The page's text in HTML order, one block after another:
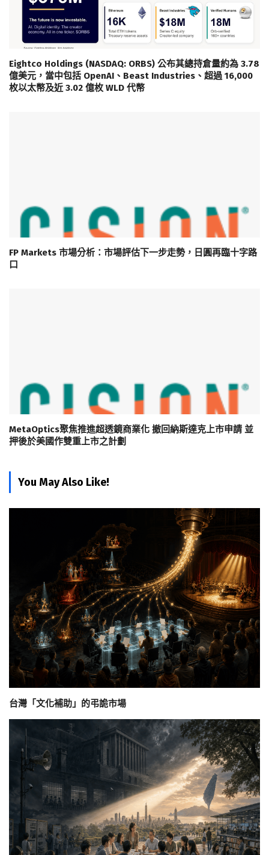
Eightco Holdings (NASDAQ: ORBS) 公布其總持倉量約為 3.78
億美元，當中包括 OpenAI、Beast Industries、超過 16,000
枚以太幣及近 3.02 億枚 WLD 代幣
FP Markets 市場分析：市場評估下一步走勢，日圓再臨十字路
口
MetaOptics聚焦推進超透鏡商業化 撤回納斯達克上市申請 並
押後於美國作雙重上市之計劃
You May Also Like!
台灣「文化補助」的弔詭市場